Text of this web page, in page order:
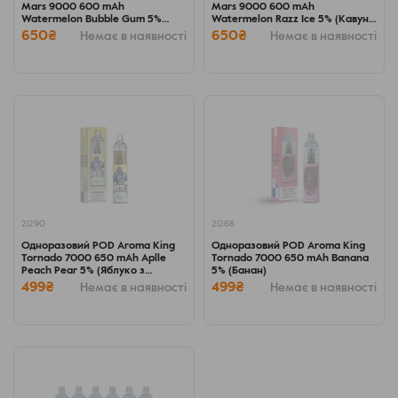
Mars 9000 600 mAh
Watermelon Bubble Gum 5%
(Кавунова жуйка)
650₴ Немає в наявності
Mars 9000 600 mAh
Watermelon Razz Ice 5% (Кавун +
блакитна малина)
650₴ Немає в наявності
21290
Одноразовий POD Aroma King
Tornado 7000 650 mAh Aplle
Peach Pear 5% (Яблуко з
персиком та грушею)
499₴ Немає в наявності
21268
Одноразовий POD Aroma King
Tornado 7000 650 mAh Banana
5% (Банан)
499₴ Немає в наявності